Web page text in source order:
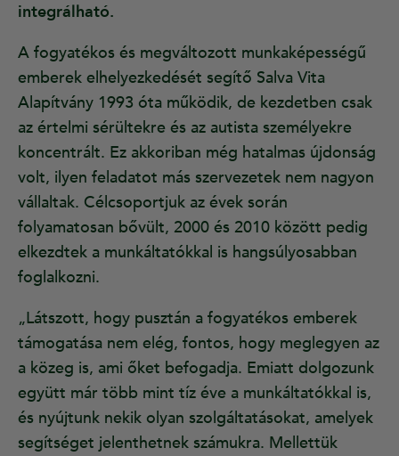
integrálható.
A fogyatékos és megváltozott munkaképességű
emberek elhelyezkedését segítő Salva Vita
Alapítvány 1993 óta működik, de kezdetben csak
az értelmi sérültekre és az autista személyekre
koncentrált. Ez akkoriban még hatalmas újdonság
volt, ilyen feladatot más szervezetek nem nagyon
vállaltak. Célcsoportjuk az évek során
folyamatosan bővült, 2000 és 2010 között pedig
elkezdtek a munkáltatókkal is hangsúlyosabban
foglalkozni.
„Látszott, hogy pusztán a fogyatékos emberek
támogatása nem elég, fontos, hogy meglegyen az
a közeg is, ami őket befogadja. Emiatt dolgozunk
együtt már több mint tíz éve a munkáltatókkal is,
és nyújtunk nekik olyan szolgáltatásokat, amelyek
segítséget jelenthetnek számukra. Mellettük